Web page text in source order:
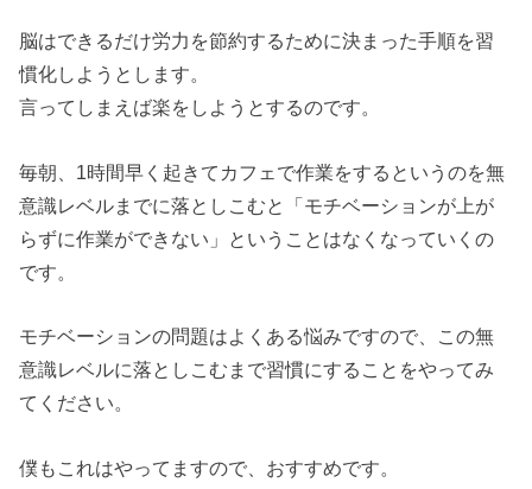
脳はできるだけ労力を節約するために決まった手順を習
慣化しようとします。
言ってしまえば楽をしようとするのです。
毎朝、1時間早く起きてカフェで作業をするというのを無
意識レベルまでに落としこむと「モチベーションが上が
らずに作業ができない」ということはなくなっていくの
です。
モチベーションの問題はよくある悩みですので、この無
意識レベルに落としこむまで習慣にすることをやってみ
てください。
僕もこれはやってますので、おすすめです。